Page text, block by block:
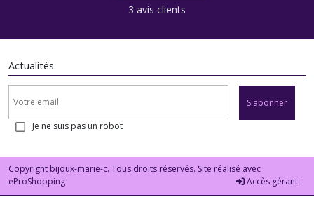
3 avis clients
Actualités
S'abonner
Je ne suis pas un robot
Copyright bijoux-marie-c. Tous droits réservés. Site réalisé avec
eProShopping
Accès gérant